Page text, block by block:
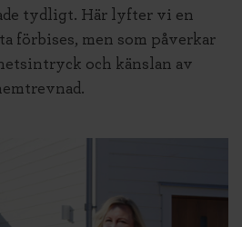
tydligt. Här lyfter vi en
förbises, men som påverkar
och känslan av